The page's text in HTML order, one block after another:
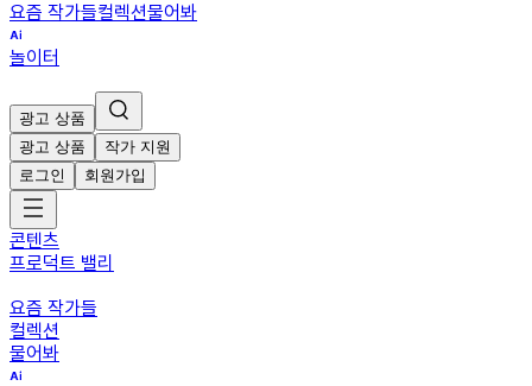
요즘 작가들컬렉션물어봐
놀이터
광고 상품
광고 상품
작가 지원
로그인
회원가입
콘텐츠
프로덕트 밸리
요즘 작가들
컬렉션
물어봐